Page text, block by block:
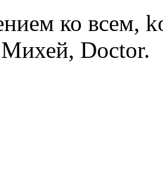
ко всем,
Doctor.